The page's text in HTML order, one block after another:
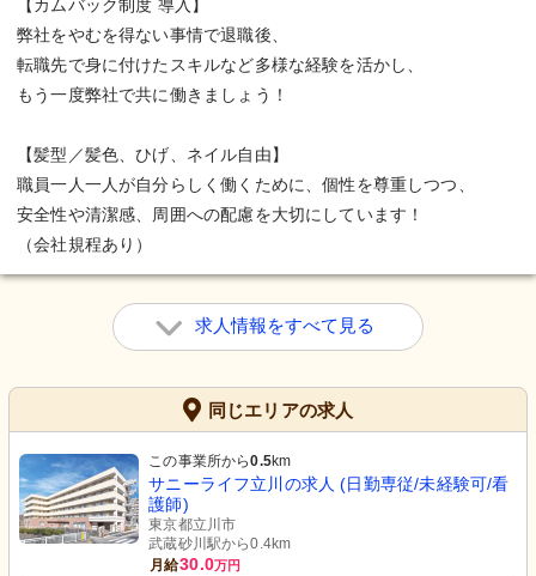
【カムバック制度 導入】
弊社をやむを得ない事情で退職後、
転職先で身に付けたスキルなど多様な経験を活かし、
もう一度弊社で共に働きましょう！
【髪型／髪色、ひげ、ネイル自由】
職員一人一人が自分らしく働くために、個性を尊重しつつ、
安全性や清潔感、周囲への配慮を大切にしています！
（会社規程あり）
求人情報をすべて見る
同じエリアの求人
この事業所から0.5km
サニーライフ立川の求人 (日勤専従/未経験可/看
護師)
東京都立川市
武蔵砂川駅から0.4km
月給30.0万円